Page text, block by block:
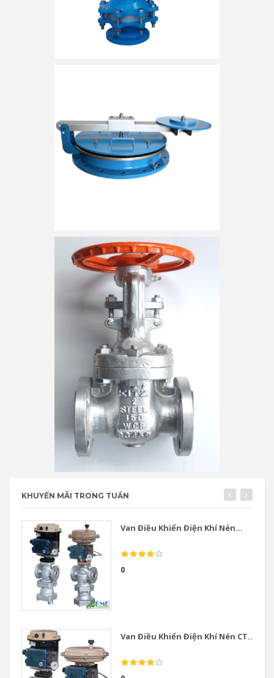
KHUYẾN MÃI TRONG TUẦN
Van Điều Khiển Điện Khí Nén...
0
Van Điều Khiển Điện Khí Nén CT...